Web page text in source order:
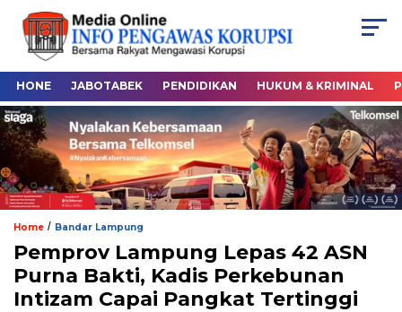
HONE JABOTABEK PENDIDIKAN HUKUM & KRIMINAL
Home / Bandar Lampung
Pemprov Lampung Lepas 42 ASN
Purna Bakti, Kadis Perkebunan
Intizam Capai Pangkat Tertinggi